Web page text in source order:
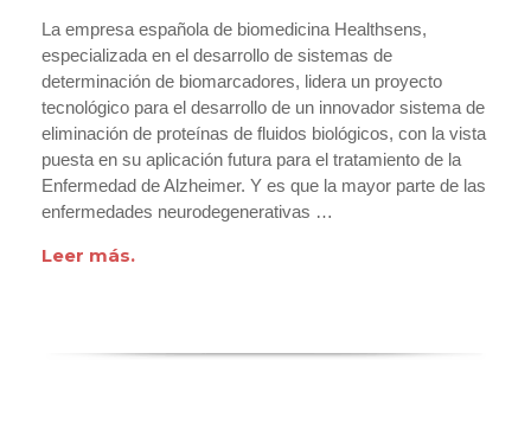
La empresa española de biomedicina Healthsens,
especializada en el desarrollo de sistemas de
determinación de biomarcadores, lidera un proyecto
tecnológico para el desarrollo de un innovador sistema de
eliminación de proteínas de fluidos biológicos, con la vista
puesta en su aplicación futura para el tratamiento de la
Enfermedad de Alzheimer. Y es que la mayor parte de las
enfermedades neurodegenerativas …
Leer más.